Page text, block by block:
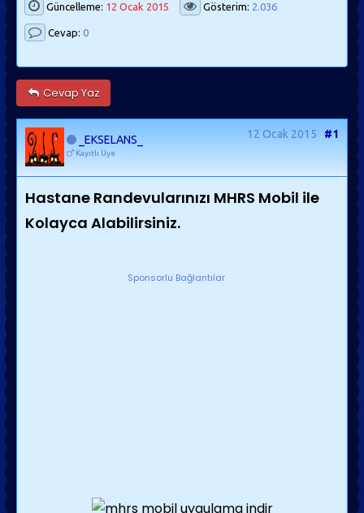
Güncelleme: 12 Ocak 2015 Gösterim: 2.036
Cevap: 0
Cevap Yaz
_EKSELANS_
Kayıtlı Üye
12 Ocak 2015 #1
Hastane Randevularınızı MHRS Mobil ile
Kolayca Alabilirsiniz.
Sponsorlu Bağlantılar